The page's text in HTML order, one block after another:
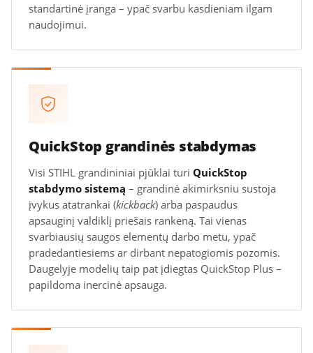
standartinė įranga – ypač svarbu kasdieniam ilgam
naudojimui.
QuickStop grandinės stabdymas
Visi STIHL grandininiai pjūklai turi QuickStop
stabdymo sistemą – grandinė akimirksniu sustoja
įvykus atatrankai (kickback) arba paspaudus
apsauginį valdiklį priešais rankeną. Tai vienas
svarbiausių saugos elementų darbo metu, ypač
pradedantiesiems ar dirbant nepatogiomis pozomis.
Daugelyje modelių taip pat įdiegtas QuickStop Plus –
papildoma inercinė apsauga.